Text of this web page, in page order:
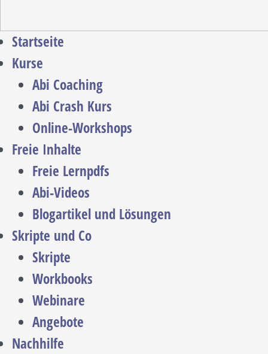
Startseite
Kurse
Abi Coaching
Abi Crash Kurs
Online-Workshops
Freie Inhalte
Freie Lernpdfs
Abi-Videos
Blogartikel und Lösungen
Skripte und Co
Skripte
Workbooks
Webinare
Angebote
Nachhilfe